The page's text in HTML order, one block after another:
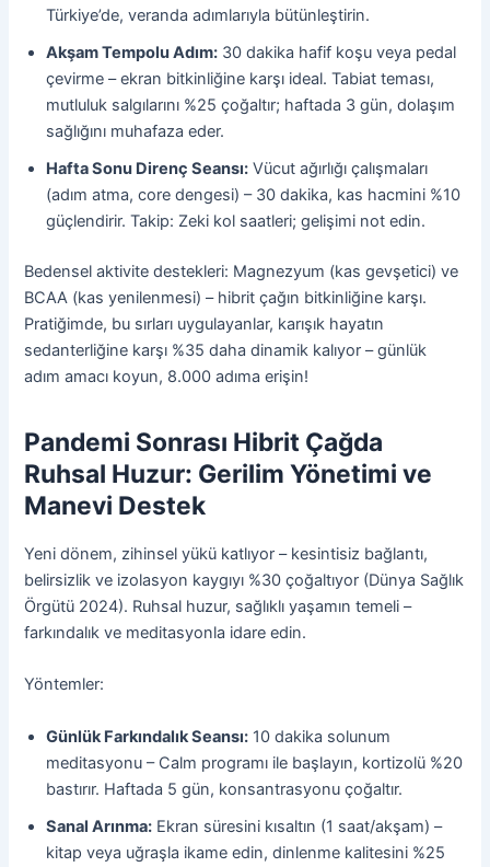
Türkiye’de, veranda adımlarıyla bütünleştirin.
Akşam Tempolu Adım: 30 dakika hafif koşu veya pedal
çevirme – ekran bitkinliğine karşı ideal. Tabiat teması,
mutluluk salgılarını %25 çoğaltır; haftada 3 gün, dolaşım
sağlığını muhafaza eder.
Hafta Sonu Direnç Seansı: Vücut ağırlığı çalışmaları
(adım atma, core dengesi) – 30 dakika, kas hacmini %10
güçlendirir. Takip: Zeki kol saatleri; gelişimi not edin.
Bedensel aktivite destekleri: Magnezyum (kas gevşetici) ve
BCAA (kas yenilenmesi) – hibrit çağın bitkinliğine karşı.
Pratiğimde, bu sırları uygulayanlar, karışık hayatın
sedanterliğine karşı %35 daha dinamik kalıyor – günlük
adım amacı koyun, 8.000 adıma erişin!
Pandemi Sonrası Hibrit Çağda
Ruhsal Huzur: Gerilim Yönetimi ve
Manevi Destek
Yeni dönem, zihinsel yükü katlıyor – kesintisiz bağlantı,
belirsizlik ve izolasyon kaygıyı %30 çoğaltıyor (Dünya Sağlık
Örgütü 2024). Ruhsal huzur, sağlıklı yaşamın temeli –
farkındalık ve meditasyonla idare edin.
Yöntemler:
Günlük Farkındalık Seansı: 10 dakika solunum
meditasyonu – Calm programı ile başlayın, kortizolü %20
bastırır. Haftada 5 gün, konsantrasyonu çoğaltır.
Sanal Arınma: Ekran süresini kısaltın (1 saat/akşam) –
kitap veya uğraşla ikame edin, dinlenme kalitesini %25